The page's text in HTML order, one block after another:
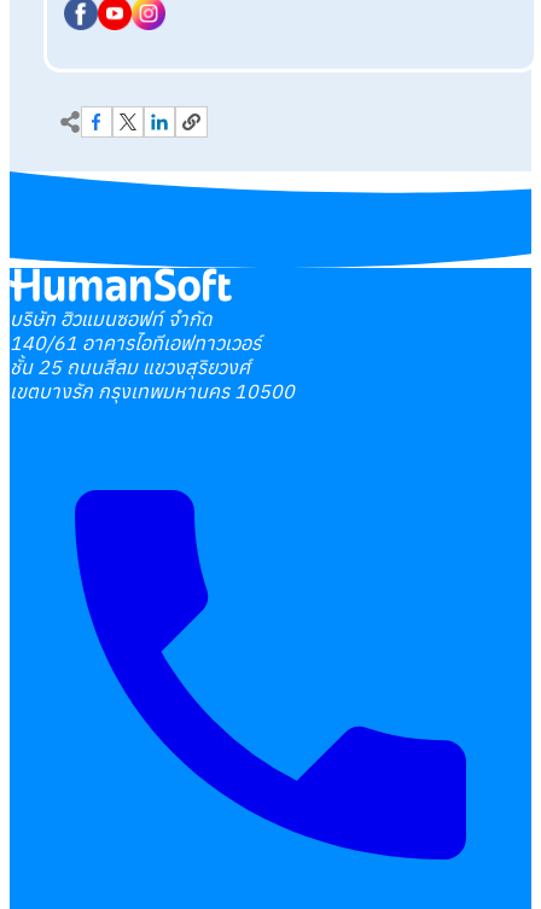
เลือกหัวข้อที่คุณสนใจ
โปรแกรมบริหารงานบุคคล
การคิดเงินเดือน
เอกสารออนไลน์
บริษัท ฮิวแมนซอฟท์ จำกัด
140/61 อาคารไอทีเอฟทาวเวอร์
ชั้น 25 ถนนสีลม แขวงสุริยวงศ์
เขตบางรัก กรุงเทพมหานคร 10500